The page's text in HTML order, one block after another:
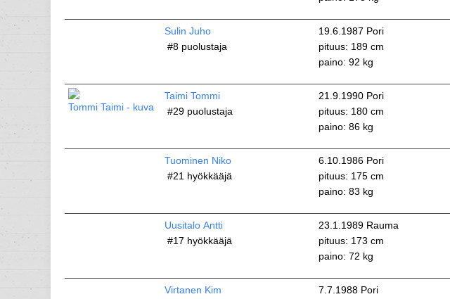
Sulin Juho
#8puolustaja
19.6.1987 Pori
pituus: 189 cm
paino: 92 kg
Taimi Tommi
#29puolustaja
21.9.1990 Pori
pituus: 180 cm
paino: 86 kg
Tuominen Niko
#21 hyökkääjä
6.10.1986 Pori
pituus: 175 cm
paino: 83 kg
Uusitalo Antti
#17 hyökkääjä
23.1.1989 Rauma
pituus: 173 cm
paino: 72 kg
Virtanen Kim 7.7.1988 Pori